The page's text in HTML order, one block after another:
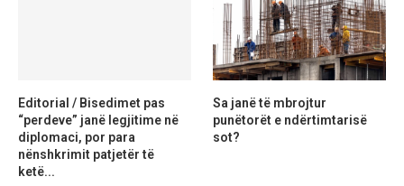
Editorial / Bisedimet pas
“perdeve” janë legjitime në
diplomaci, por para
nënshkrimit patjetër të
ketë...
Sa janë të mbrojtur
punëtorët e ndërtimtarisë
sot?